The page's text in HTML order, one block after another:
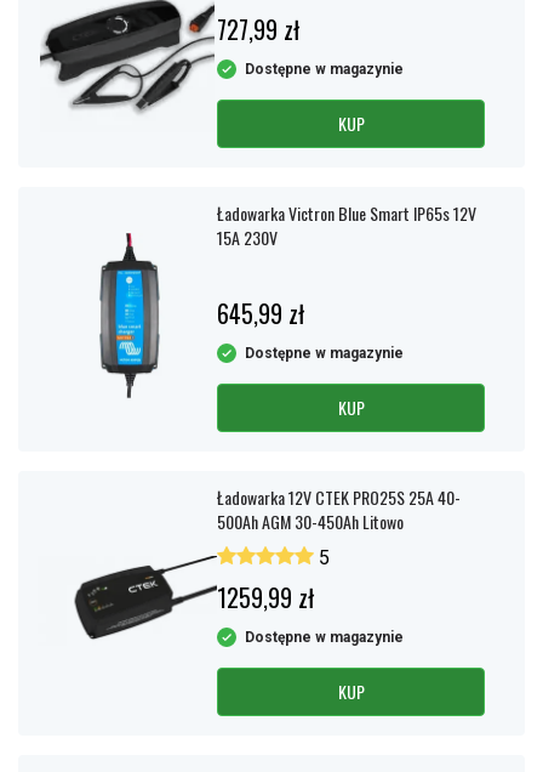
727,99 zł
Dostępne w magazynie
KUP
Ładowarka Victron Blue Smart IP65s 12V
15A 230V
645,99 zł
Dostępne w magazynie
KUP
Ładowarka 12V CTEK PRO25S 25A 40-
500Ah AGM 30-450Ah Litowo
5
1259,99 zł
Dostępne w magazynie
KUP